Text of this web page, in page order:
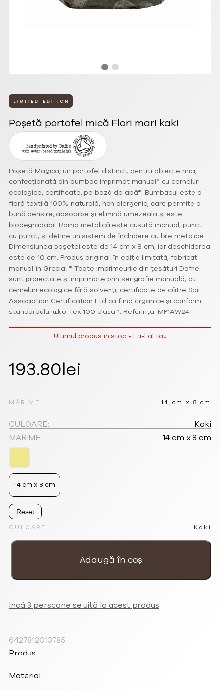
Poșetă portofel mică Flori mari kaki
Poșetă Magica, un portofel distinct, pentru obiecte mici,
confecționată din bumbac imprimat manual* cu cerneluri
ecologice, certificate, pe bază de apă*. Bumbacul este o
fibră textilă 100% naturală, non alergenic, care permite o
bună aerisire, absoarbe și elimină umezeala și este
biodegradabil. Rama metalică este cusută manual, punct
cu punct, și deține un sistem de închidere cu bile metalice.
Dimensiunea poșetei este de 14 cm x 8 cm, iar deschiderea
este de 10 cm. Produs original, în ediție limitată, fabricat
manual în Grecia! * Toate imprimeurile din țesături Dafne
sunt proiectate și imprimate prin serigrafie manuală, cu
cerneluri ecologice fără solvenți, certificate de către Soil
Association Certification Ltd ca fiind organice și conform
standardului ɶko-Tex 100 clasa 1. Referința: MP1AW24
193.80lei
CULOARE Kaki
MĂRIME 14 cm x 8 cm
CULOARE:
Kaki
MARIME:
14 cm x 8 cm
14 cm x 8 cm
Reset
Ultimul produs in stoc - Fa-l al tau
Cantitate
kaki
Adaugă în coș
Incă 8 persoane se uită la acest produs
6427812013785
Produs
Material